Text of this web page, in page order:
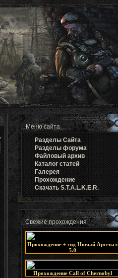
Меню сайта
Разделы Cайта
Разделы форума
Файловый архив
Каталог статей
Галерея
Прохождение
Скачать S.T.A.L.K.E.R.
Свежие прохождения
Прохождение + гид Новый Арсенал
5.0
Прохождение Call of Chernobyl